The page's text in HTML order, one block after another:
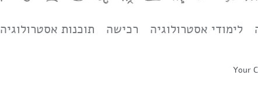
לימודי אסטרולוגיה רכישה תוכנות אסטרולוגיה
Your